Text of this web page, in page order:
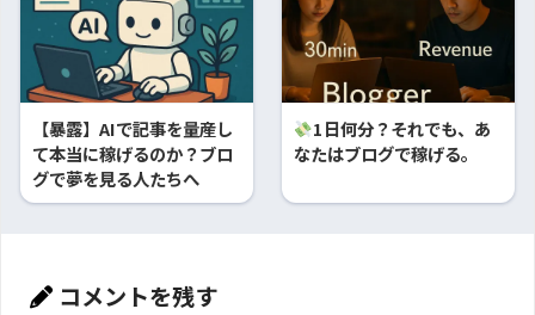
【暴露】AIで記事を量産し
て本当に稼げるのか？ブロ
グで夢を見る人たちへ
1日何分？それでも、あ
なたはブログで稼げる。
コメントを残す